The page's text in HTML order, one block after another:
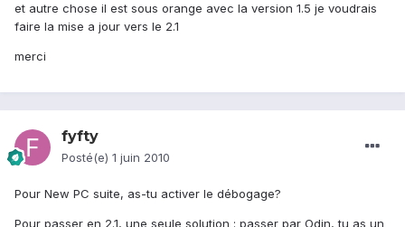
et autre chose il est sous orange avec la version 1.5 je voudrais
faire la mise a jour vers le 2.1
merci
fyfty
Posté(e) 1 juin 2010
Pour New PC suite, as-tu activer le débogage?
Pour passer en 2.1, une seule solution : passer par Odin, tu as un